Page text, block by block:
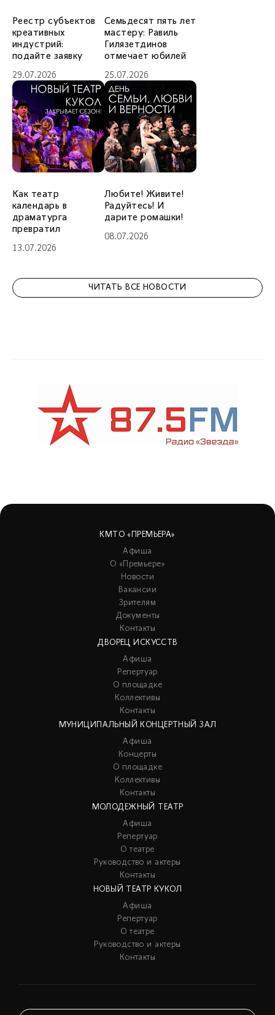
Реестр субъектов
креативных
индустрий:
подайте заявку
29.07.2026
Семьдесят пять лет
мастеру: Равиль
Гилязетдинов
отмечает юбилей
25.07.2026
Как театр
календарь в
драматурга
превратил
13.07.2026
Любите! Живите!
Радуйтесь! И
дарите ромашки!
08.07.2026
ЧИТАТЬ ВСЕ НОВОСТИ
КМТО «ПРЕМЬЕРА»
Афиша
О «Премьере»
Новости
Вакансии
Зрителям
Документы
Контакты
ДВОРЕЦ ИСКУССТВ
Афиша
Репертуар
О площадке
Коллективы
Контакты
МУНИЦИПАЛЬНЫЙ КОНЦЕРТНЫЙ ЗАЛ
Афиша
Концерты
О площадке
Коллективы
Контакты
МОЛОДЕЖНЫЙ ТЕАТР
Афиша
Репертуар
О театре
Руководство и актеры
Контакты
НОВЫЙ ТЕАТР КУКОЛ
Афиша
Репертуар
О театре
Руководство и актеры
Контакты